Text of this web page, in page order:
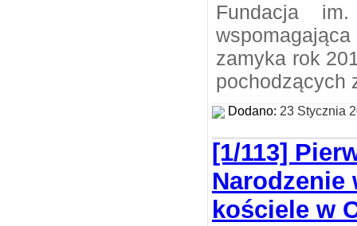
Fundacja
zamyka rok
pochodzących
Dodano: 23 Stycznia
[1/113]
Narodzenie
kościele w